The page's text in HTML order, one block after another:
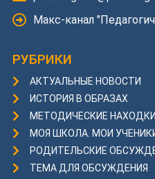
Макс-канал
РУБРИКИ
АКТУАЛЬНЫЕ НОВОСТИ
ИСТОРИЯ В ОБРАЗАХ
МЕТОДИЧЕСКИЕ НАХОДКИ
МОЯ ШКОЛА. МОИ
РОДИТЕЛЬСКИЕ
ТЕМА ДЛЯ ОБСУЖДЕНИЯ